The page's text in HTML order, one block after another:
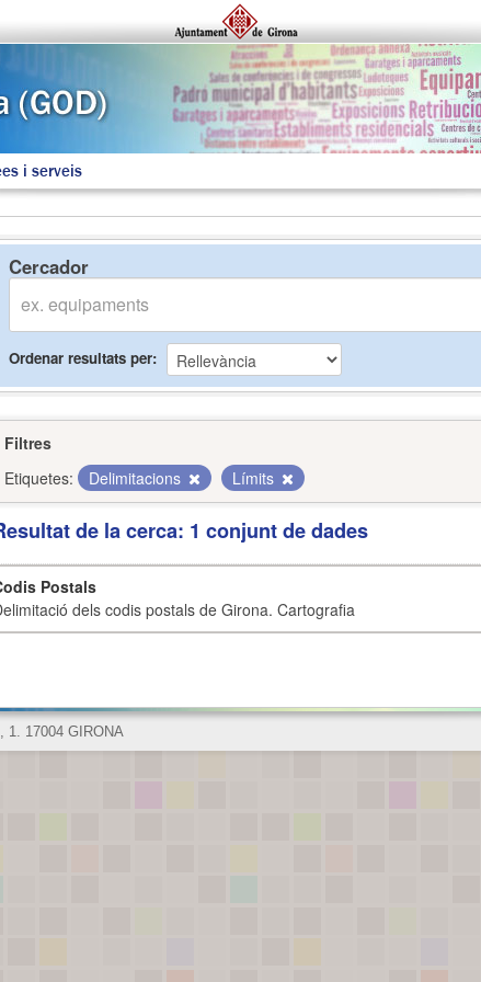
i serveis
Cercador
Ordenar resultats per
Filtres
Etiquetes:
Delimitacions Límits
de la cerca: 1 conjunt de dades
Postals
dels codis postals de Girona. Cartografia
1. 17004 GIRONA